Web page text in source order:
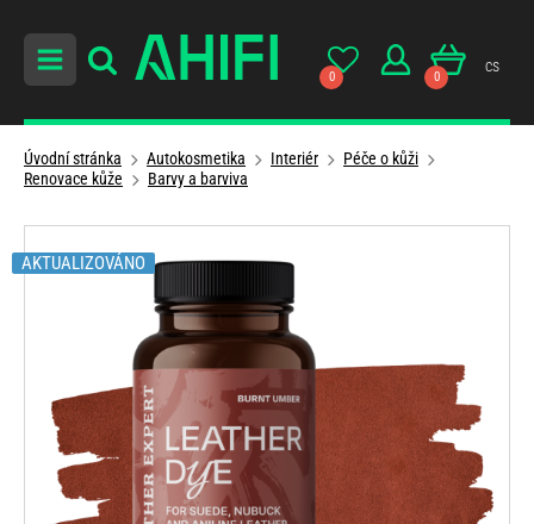
0 0
cs
Úvodní stránka Autokosmetika Interiér
Péče o kůži
Renovace kůže
Barvy a barviva
AKTUALIZOVÁNO